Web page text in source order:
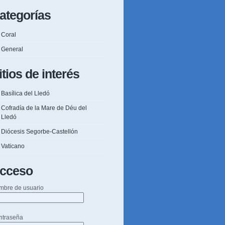
Coral
General
de interés
Basílica del Lledó
Cofradía de la Mare de Déu del
Lledó
Diócesis Segorbe-Castellón
Vaticano
de usuario